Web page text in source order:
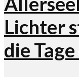
Lichter
die